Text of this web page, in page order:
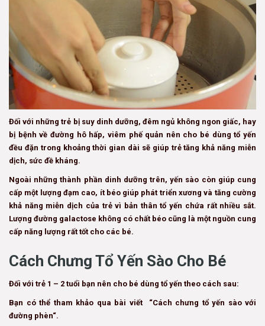
Đối với những trẻ bị suy dinh dưỡng, đêm ngủ không ngon giấc, hay
bị bệnh về đường hô hấp, viêm phế quản nên cho bé dùng tổ yến
đều đặn trong khoảng thời gian dài sẽ giúp trẻ tăng khả năng miễn
dịch, sức đề kháng.
Ngoài những thành phần dinh dưỡng trên, yến sào còn giúp cung
cấp một lượng đạm cao, ít béo giúp phát triển xương và tăng cường
khả năng miễn dịch của trẻ vì bản thân tổ yến chứa rất nhiều sắt.
Lượng đường galactose không có chất béo cũng là một nguồn cung
cấp năng lượng rất tốt cho các bé.
Cách Chưng Tổ Yến Sào Cho Bé
Đối với trẻ 1 – 2 tuổi bạn nên cho bé dùng tổ yến theo cách sau:
Bạn có thể tham khảo qua bài viết “Cách chưng tổ yến sào với
đường phèn“.